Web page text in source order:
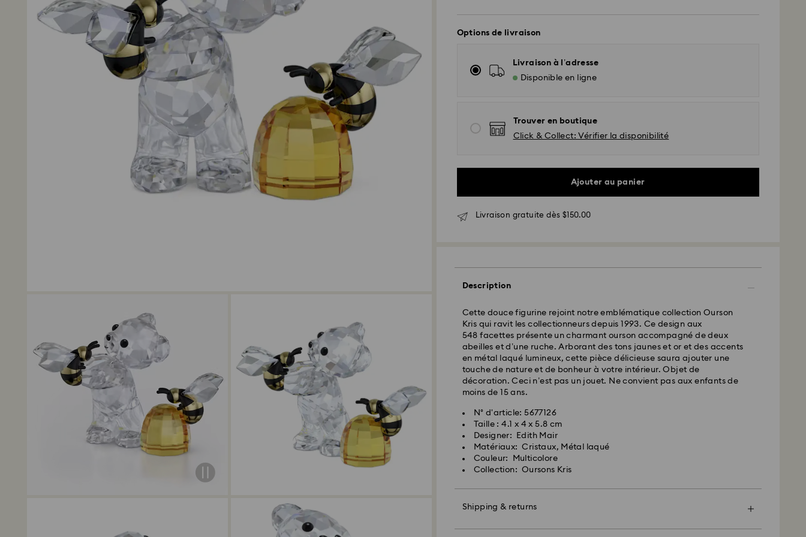
Options de livraison
Livraison à l’adresse
Disponible en ligne
Trouver en boutique
Click & Collect: Vérifier la disponibilité
Ajouter au panier
Livraison gratuite dès $150.00
Description
Cette douce figurine rejoint notre emblématique collection Ourson
Kris qui ravit les collectionneurs depuis 1993. Ce design aux
548 facettes présente un charmant ourson accompagné de deux
abeilles et d’une ruche. Arborant des tons jaunes et or et des accents
en métal laqué lumineux, cette pièce délicieuse saura ajouter une
touche de nature et de bonheur à votre intérieur. Objet de
décoration. Ceci n’est pas un jouet. Ne convient pas aux enfants de
moins de 15 ans.
N° d'article: 5677126
Taille : 4.1 x 4 x 5.8 cm
Designer: Edith Mair
Matériaux: Cristaux, Métal laqué
Couleur: Multicolore
Collection: Oursons Kris
Shipping & returns
expédition
Côte Est: 2-3 jours
Côte Ouest: 3-5 jours
Coût d’expédition standard : 10.95 CAD
Livraison standard gratuite au-delà de : 150 CAD
Les commandes passées le week-end et les jours fériés sont traitées
et expédiées le jour ouvrable suivant.
Swarovski n’est pas en mesure de livrer les boîtes postales ou les
adresses militaire/navales. Les articles restent la propriété de
Swarovski jusqu’à la réception du paiement final.
Lorsque les articles sont commandés avant les dernières dates de
livraison indiquées, leur livraison est généralement exécutée à temps.
Les livraisons peuvent faire l’objet d’un retard en raison d’anomalies
Nous n’expédions pas de commandes, ni ne programmons nos
ces périodes.